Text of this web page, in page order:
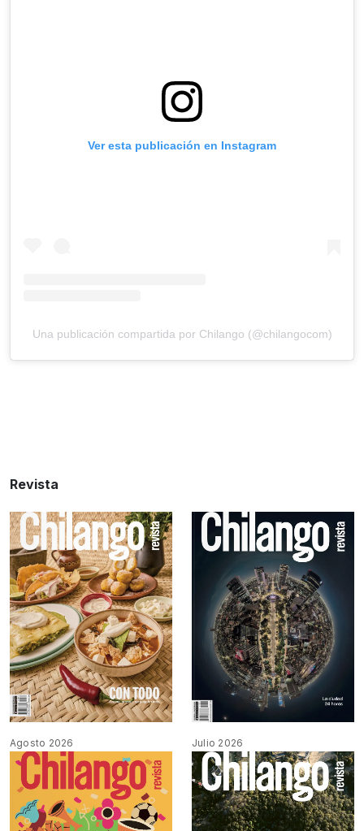
Ver esta publicación en Instagram
Una publicación compartida por Chilango (@chilangocom)
Revista
Agosto 2026 Julio 2026